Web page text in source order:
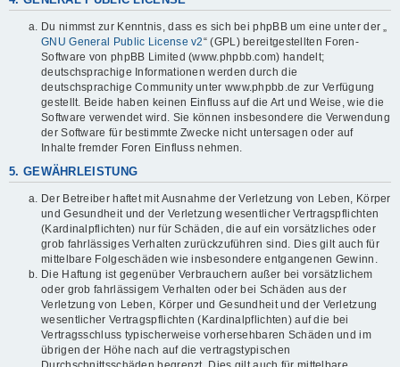
Du nimmst zur Kenntnis, dass es sich bei phpBB um eine unter der „
GNU General Public License v2“ (GPL) bereitgestellten Foren-
Software von phpBB Limited (www.phpbb.com) handelt;
deutschsprachige Informationen werden durch die
deutschsprachige Community unter www.phpbb.de zur Verfügung
gestellt. Beide haben keinen Einfluss auf die Art und Weise, wie die
Software verwendet wird. Sie können insbesondere die Verwendung
der Software für bestimmte Zwecke nicht untersagen oder auf
Inhalte fremder Foren Einfluss nehmen.
5. GEWÄHRLEISTUNG
Der Betreiber haftet mit Ausnahme der Verletzung von Leben, Körper
und Gesundheit und der Verletzung wesentlicher Vertragspflichten
(Kardinalpflichten) nur für Schäden, die auf ein vorsätzliches oder
grob fahrlässiges Verhalten zurückzuführen sind. Dies gilt auch für
mittelbare Folgeschäden wie insbesondere entgangenen Gewinn.
Die Haftung ist gegenüber Verbrauchern außer bei vorsätzlichem
oder grob fahrlässigem Verhalten oder bei Schäden aus der
Verletzung von Leben, Körper und Gesundheit und der Verletzung
wesentlicher Vertragspflichten (Kardinalpflichten) auf die bei
Vertragsschluss typischerweise vorhersehbaren Schäden und im
übrigen der Höhe nach auf die vertragstypischen